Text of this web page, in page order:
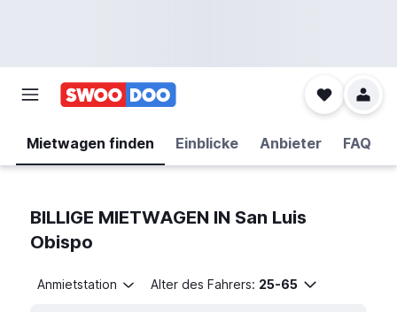
Mietwagen finden Einblicke Anbieter FAQ
BILLIGE MIETWAGEN IN San Luis
Obispo
Anmietstation Alter des Fahrers: 25-65